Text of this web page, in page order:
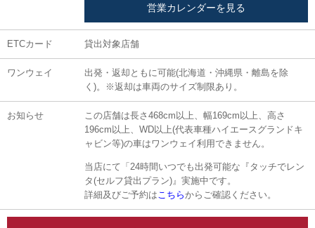
営業カレンダーを見る
ETCカード 貸出対象店舗
ワンウェイ
出発・返却ともに可能(北海道・沖縄県・離島を除
く)。※返却は車両のサイズ制限あり。
お知らせ
この店舗は長さ468cm以上、幅169cm以上、高さ
196cm以上、WD以上(代表車種ハイエースグランドキ
ャビン等)の車はワンウェイ利用できません。
当店にて「24時間いつでも出発可能な『タッチでレン
タ(セルフ貸出プラン)』実施中です。
詳細及びご予約は こちらからご確認ください。